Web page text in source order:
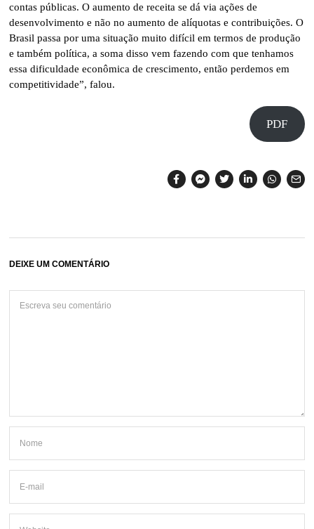
contas públicas. O aumento de receita se dá via ações de
desenvolvimento e não no aumento de alíquotas e contribuições. O
Brasil passa por uma situação muito difícil em termos de produção
e também política, a soma disso vem fazendo com que tenhamos
essa dificuldade econômica de crescimento, então perdemos em
competitividade”, falou.
PDF
DEIXE UM COMENTÁRIO